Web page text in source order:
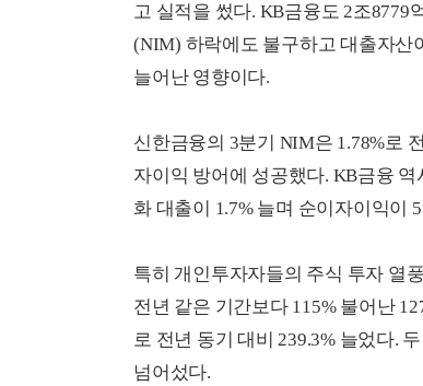
고 실적을 썼다. KB금융도 2조8779
(NIM) 하락에도 불구하고 대출자산
늘어난 영향이다.
신한금융의 3분기 NIM은 1.78%로
자이익 방어에 성공했다. KB금융
화 대출이 1.7% 늘며 순이자이익이
특히 개인투자자들의 주식 투자 열
전년 같은 기간보다 115% 불어난
로 전년 동기 대비 239.3% 늘었다.
넘어섰다.